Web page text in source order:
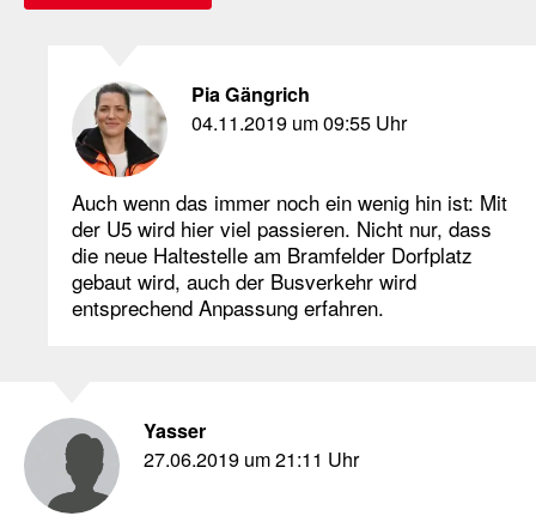
Pia Gängrich
04.11.2019 um 09:55 Uhr
Auch wenn das immer noch ein wenig hin ist: Mit
der U5 wird hier viel passieren. Nicht nur, dass
die neue Haltestelle am Bramfelder Dorfplatz
gebaut wird, auch der Busverkehr wird
entsprechend Anpassung erfahren.
Yasser
27.06.2019 um 21:11 Uhr